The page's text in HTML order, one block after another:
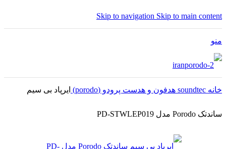
Skip to navigation Skip to main content
منو
خانه soundtec هدفون و هدست پرودو (porodo) ایرپاد بی سیم
ساندتک Porodo مدل PD-STWLEP019